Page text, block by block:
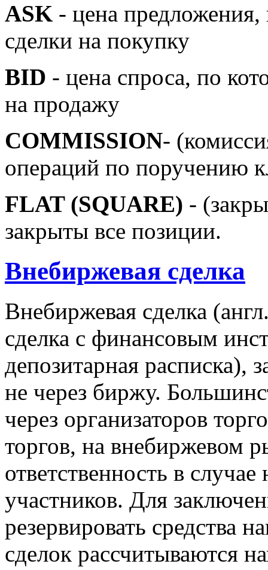
ASK - цена
сделки на покупку
BID - цена спроса, по
на продажу
COMMISSION-
операций по поручению
FLAT (SQUARE) -
закрыты все позиции.
Внебиржевая сделка
Внебиржевая сделка
сделка с финансовым
депозитарная расписка),
не через биржу.
через организаторов
торгов, на внебиржевом
ответственность в
участников. Для
резервировать средства
сделок рассчитываются